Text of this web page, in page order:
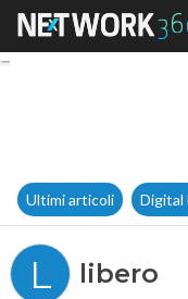
Ultimi articoli Digital
L libero